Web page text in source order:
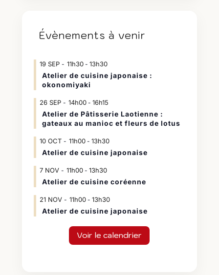
Évènements à venir
19 SEP 11h30- 13h30
Atelier de cuisine japonaise :
okonomiyaki
26 SEP 14h00- 16h15
Atelier de Pâtisserie Laotienne :
gateaux au manioc et fleurs de lotus
10 OCT 11h00- 13h30
Atelier de cuisine japonaise
7 NOV 11h00- 13h30
Atelier de cuisine coréenne
21 NOV 11h00- 13h30
Atelier de cuisine japonaise
Voir le calendrier